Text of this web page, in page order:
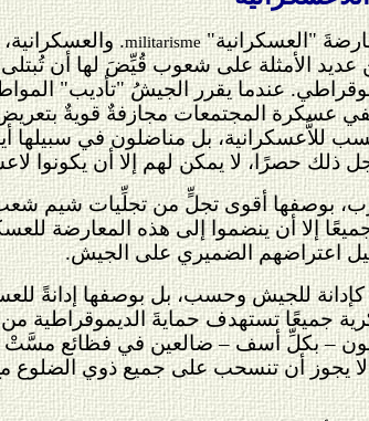
"العسكرانية"militarisme
.
من عديد الأمثلة على شعوب قُيِّضَ لها أن
عندما يقرر الجيشُ "تأديب"
عسكرة المجتمعات مجازفةٌ قويةٌ
للاَّعسكرانية، بل مناضلون في سبيلها
حصرًا، لا يمكن لهم إلا أن يكونوا
بوصفها أقوى تجلٍّ من تجلِّيات شيم شعب
إلا أن ينضموا إلى هذه المعارضة
اعتراضهم الضميري على الجيش.
كإدانة للجيش وحسب، بل بوصفها إدانةً
تستهدف حمايةَ الديموقراطية من
– بكلِّ أسف – ضالعين في فظائع
يجوز أن تنسحب على جميع ذوي الضلوع